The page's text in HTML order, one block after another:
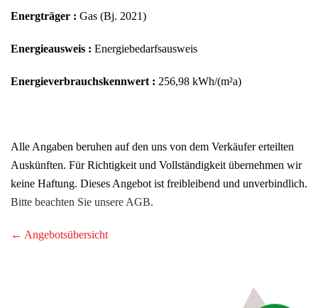
Energträger : Gas (Bj. 2021)
Energieausweis : Energiebedarfsausweis
Energieverbrauchskennwert : 256,98 kWh/(m²a)
Alle Angaben beruhen auf den uns von dem Verkäufer erteilten
Auskünften. Für Richtigkeit und Vollständigkeit übernehmen wir
keine Haftung. Dieses Angebot ist freibleibend und unverbindlich.
Bitte beachten Sie unsere AGB.
← Angebotsübersicht